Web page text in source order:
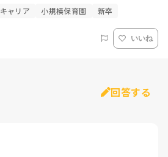
キャリア 小規模保育園 新卒
いいね
回答する